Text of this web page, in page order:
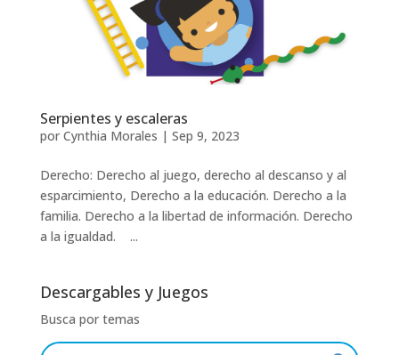
Serpientes y escaleras
por Cynthia Morales | Sep 9, 2023
Derecho: Derecho al juego, derecho al descanso y al
esparcimiento, Derecho a la educación. Derecho a la
familia. Derecho a la libertad de información. Derecho
a la igualdad. ...
Descargables y Juegos
Busca por temas